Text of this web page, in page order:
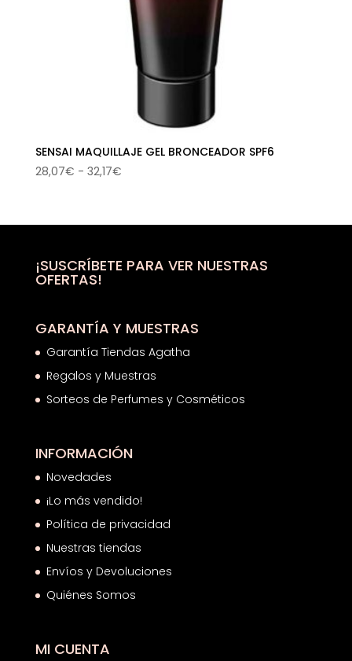
SENSAI MAQUILLAJE GEL BRONCEADOR SPF6
28,07€ - 32,17€Rango
desde
hasta
¡SUSCRÍBETE PARA VER NUESTRAS
OFERTAS!
GARANTÍA Y MUESTRAS
Garantía Tiendas Agatha
Regalos y Muestras
Sorteos de Perfumes y Cosméticos
INFORMACIÓN
Novedades
¡Lo más vendido!
Política de privacidad
Nuestras tiendas
Envíos y Devoluciones
Quiénes Somos
MI CUENTA